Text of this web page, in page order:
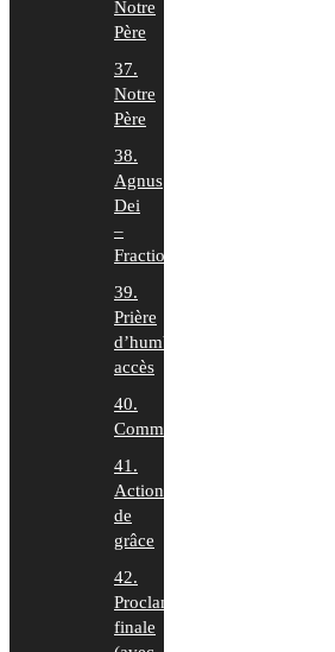
Notre
Père
37.
Notre
Père
38.
Agnus
Dei
–
Fraction
39.
Prière
d’humble
accès
40.
Communion
41.
Action
de
grâce
42.
Proclamation
finale